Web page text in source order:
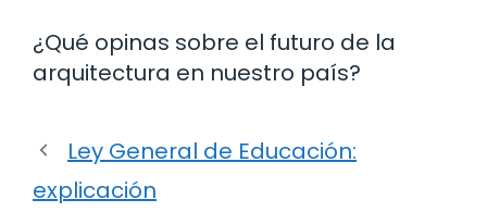
¿Qué opinas sobre el futuro de la
arquitectura en nuestro país?
Ley General de Educación:
explicación